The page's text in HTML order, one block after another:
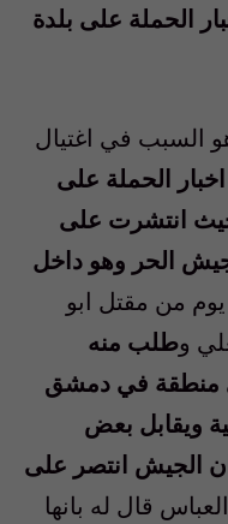
الحملة على بلدة
السبب في اغتيال
الحملة على
انتشرت على
الحر وهو داخل
من مقتل ابو
وطلب منه
منطقة في دمشق
ويقابل بعض
الجيش انتصر على
قال له بانها